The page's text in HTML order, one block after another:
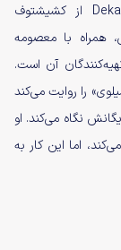
انگلیسی) اقتباسی از قسمت ششم مجموعه Dekalog از کشیشتوف
همراه با معصومه
آن است.
را روایت می‌کند
نگاه می‌کند. او
اما این کار به